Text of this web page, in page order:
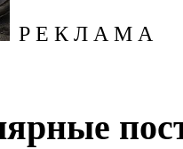
Р Е К Л А М А